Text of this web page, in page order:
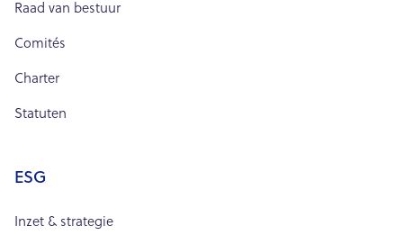
Raad van bestuur
Comités
Charter
Statuten
ESG
Inzet & strategie